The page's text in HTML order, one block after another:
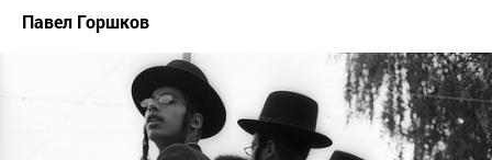
Павел Горшков